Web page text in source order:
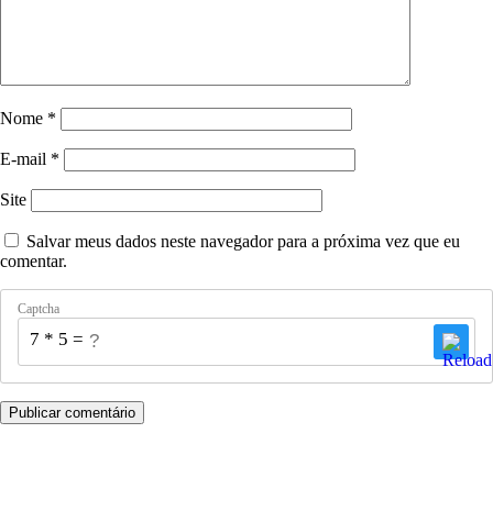
Nome *
E-mail *
Site
Salvar meus dados neste navegador para a próxima vez que eu
comentar.
Captcha
7 * 5 = ?